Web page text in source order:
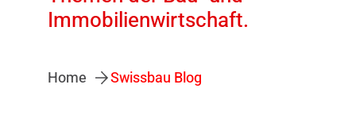
Immobilienwirtschaft.
Home Swissbau Blog